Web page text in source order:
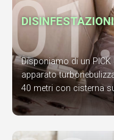
DISINFESTAZIONI
Disponiamo di un
apparato
40 metri con cisterna